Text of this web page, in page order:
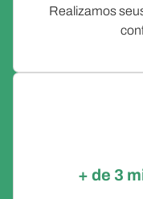
Realizamos
+ de 3